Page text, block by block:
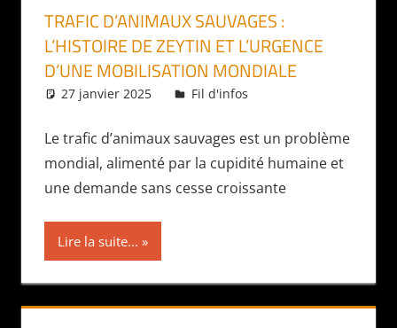
TRAFIC D’ANIMAUX SAUVAGES :
L’HISTOIRE DE ZEYTIN ET L’URGENCE
D’UNE MOBILISATION MONDIALE
27 janvier 2025 Daniel
Fil d'infos
Le trafic d’animaux sauvages est un problème
mondial, alimenté par la cupidité humaine et
une demande sans cesse croissante
Lire la suite...